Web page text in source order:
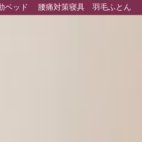
ベッド 腰痛対策寝具 羽毛ふとん